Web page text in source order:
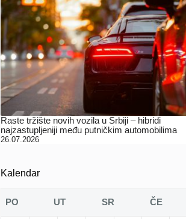
Raste tržište novih vozila u Srbiji – hibridi
najzastupljeniji među putničkim automobilima
26.07.2026
Kalendar
PO UT SR ČE